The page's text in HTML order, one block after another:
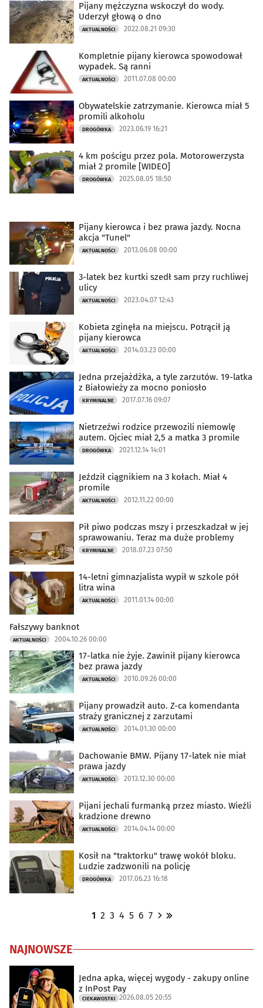
Pijany mężczyzna wskoczył do wody.
Uderzył głową o dno
AKTUALNOŚCI 2022.08.21 09:30
Kompletnie pijany kierowca spowodował
wypadek. Są ranni
AKTUALNOŚCI 2011.07.08 00:00
Obywatelskie zatrzymanie. Kierowca miał 5
promili alkoholu
DROGÓWKA 2023.06.19 16:21
4 km pościgu przez pola. Motorowerzysta
miał 2 promile [WIDEO]
DROGÓWKA 2025.08.05 18:50
Pijany kierowca i bez prawa jazdy. Nocna
akcja "Tunel"
AKTUALNOŚCI 2013.06.08 00:00
3-latek bez kurtki szedł sam przy ruchliwej
ulicy
AKTUALNOŚCI 2023.04.07 12:43
Kobieta zginęła na miejscu. Potrącił ją
pijany kierowca
AKTUALNOŚCI 2014.03.23 00:00
Jedna przejażdżka, a tyle zarzutów. 19-latka
z Białowieży za mocno poniosło
KRYMINALNE 2017.07.16 09:07
Nietrzeźwi rodzice przewozili niemowlę
autem. Ojciec miał 2,5 a matka 3 promile
DROGÓWKA 2021.12.14 14:01
Jeździł ciągnikiem na 3 kołach. Miał 4
promile
AKTUALNOŚCI 2012.11.22 00:00
Pił piwo podczas mszy i przeszkadzał w jej
sprawowaniu. Teraz ma duże problemy
KRYMINALNE 2018.07.23 07:50
14-letni gimnazjalista wypił w szkole pół
litra wina
AKTUALNOŚCI 2011.01.14 00:00
Fałszywy banknot
AKTUALNOŚCI 2004.10.26 00:00
17-latka nie żyje. Zawinił pijany kierowca
bez prawa jazdy
AKTUALNOŚCI 2010.09.26 00:00
Pijany prowadził auto. Z-ca komendanta
straży granicznej z zarzutami
AKTUALNOŚCI 2014.01.30 00:00
Dachowanie BMW. Pijany 17-latek nie miał
prawa jazdy
AKTUALNOŚCI 2013.12.30 00:00
Pijani jechali furmanką przez miasto. Wieźli
kradzione drewno
AKTUALNOŚCI 2014.04.14 00:00
Kosił na "traktorku" trawę wokół bloku.
Ludzie zadzwonili na policję
DROGÓWKA 2017.06.23 16:18
1 2 3 4 5 6 7
NAJNOWSZE
Jedna apka, więcej wygody - zakupy online
z InPost Pay
CIEKAWOSTKI 2026.08.05 20:55